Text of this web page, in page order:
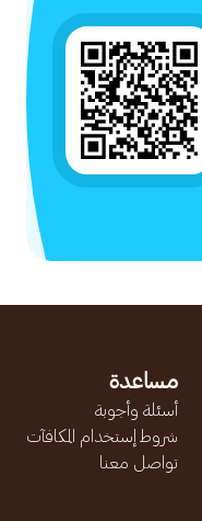
مساعدة
أسئلة وأجوبة
شروط إستخدام المكافآت
تواصل معنا